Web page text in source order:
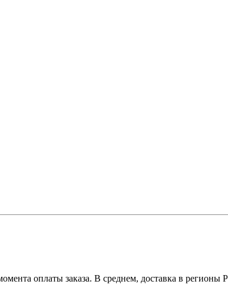
оплаты заказа. В среднем, доставка в регионы